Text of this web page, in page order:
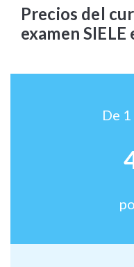
Precios del
examen SIELE
De